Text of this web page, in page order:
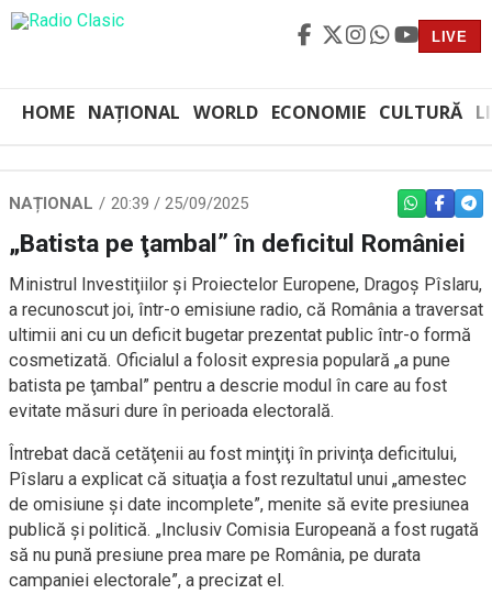
LIVE
HOME NAȚIONAL WORLD ECONOMIE CULTURĂ
NAȚIONAL 20:39 / 25/09/2025 WHATSAPP
„Batista pe ţambal” în deficitul României
Ministrul Investiţiilor şi Proiectelor Europene, Dragoş Pîslaru,
a recunoscut joi, într-o emisiune radio, că România a traversat
ultimii ani cu un deficit bugetar prezentat public într-o formă
cosmetizată. Oficialul a folosit expresia populară „a pune
batista pe ţambal” pentru a descrie modul în care au fost
evitate măsuri dure în perioada electorală.
Întrebat dacă cetăţenii au fost minţiţi în privinţa deficitului,
Pîslaru a explicat că situaţia a fost rezultatul unui „amestec
de omisiune şi date incomplete”, menite să evite presiunea
publică şi politică. „Inclusiv Comisia Europeană a fost rugată
să nu pună presiune prea mare pe România, pe durata
campaniei electorale”, a precizat el.